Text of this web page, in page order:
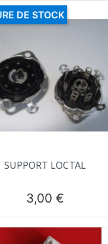
Aperçu rapide
SUPPORT LOCTAL
Prix
3,00 €
DE STOCK